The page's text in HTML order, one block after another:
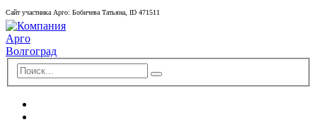
Сайт участника Арго: Бобичева Татьяна, ID 471511